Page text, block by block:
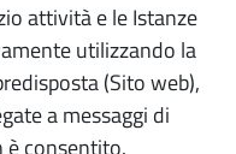
attività e le Istanze
utilizzando la
(Sito web),
a messaggi di
è consentito.